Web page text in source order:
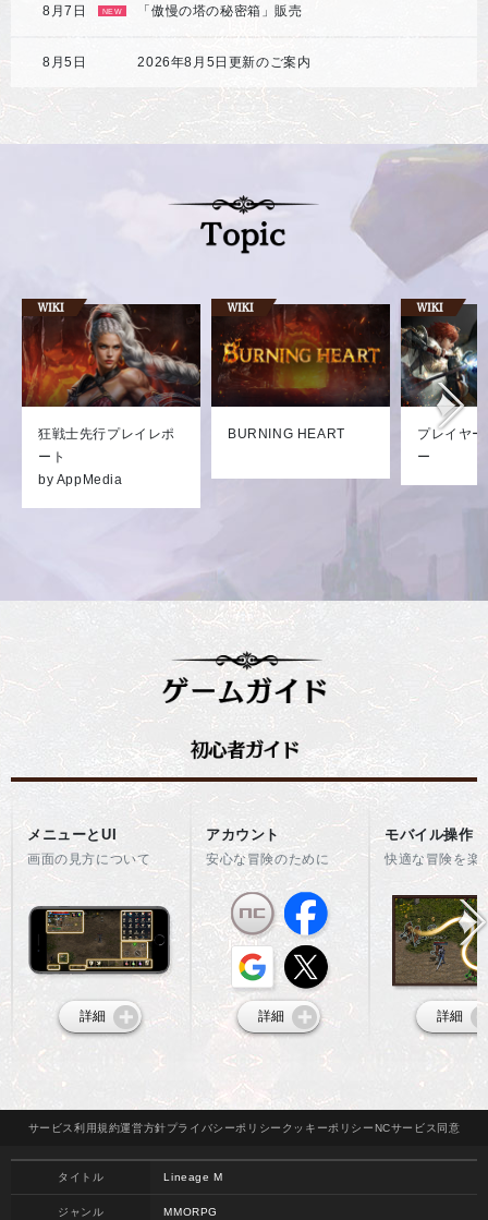
8月7日 NEW 「傲慢の塔の秘密箱」販売
8月5日 2026年8月5日更新のご案内
狂戦士先行プレイレポ
ート
by AppMedia
BURNING HEART
プレイヤ
ー
メニューとUI
画面の見方について
詳細
アカウント
安心な冒険のために
詳細
モバイル操作
快適な冒険を楽
詳細
サービス 利用規約運営方針プライバシーポリシー クッキーポリシーNCサービス 同意
タイトル Lineage M
ジャンル MMORPG